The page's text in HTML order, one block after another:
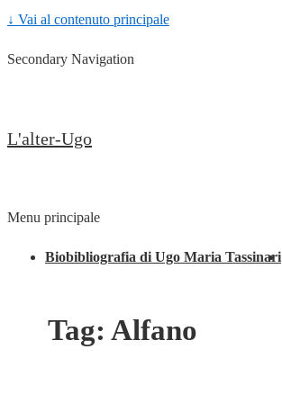
↓ Vai al contenuto principale
Secondary Navigation
L'alter-Ugo
Menu principale
Biobibliografia di Ugo Maria Tassinari
Tag: Alfano